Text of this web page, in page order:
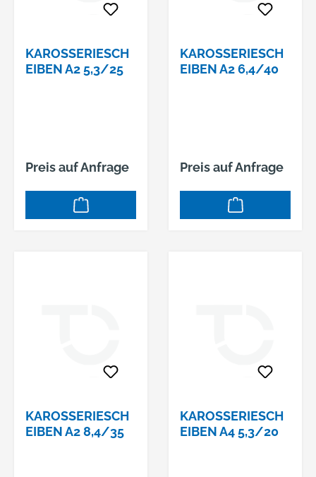
KAROSSERIESCH
EIBEN A2 5,3/25
Preis auf Anfrage
KAROSSERIESCH
EIBEN A2 6,4/40
Preis auf Anfrage
KAROSSERIESCH
EIBEN A2 8,4/35
KAROSSERIESCH
EIBEN A4 5,3/20